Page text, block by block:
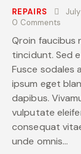
REPAIRS July
0 Comments
Qroin faucibus
tincidunt. Sed
Fusce sodales
ipsum eget
dapibus.
vulputate
consequat
unde omnis…